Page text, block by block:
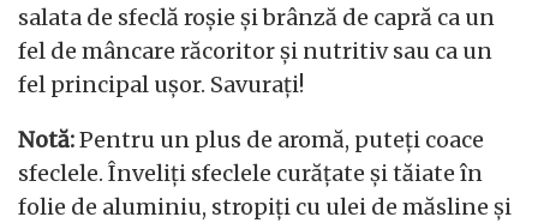
salata de sfeclă roșie și brânză de capră ca un
fel de mâncare răcoritor și nutritiv sau ca un
fel principal ușor. Savurați!
Notă:Pentru un plus de aromă, puteți coace
sfeclele. Înveliți sfeclele curățate și tăiate în
folie de aluminiu, stropiți cu ulei de măsline și